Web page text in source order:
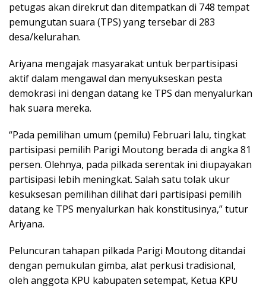
petugas akan direkrut dan ditempatkan di 748 tempat
pemungutan suara (TPS) yang tersebar di 283
desa/kelurahan.
Ariyana mengajak masyarakat untuk berpartisipasi
aktif dalam mengawal dan menyukseskan pesta
demokrasi ini dengan datang ke TPS dan menyalurkan
hak suara mereka.
“Pada pemilihan umum (pemilu) Februari lalu, tingkat
partisipasi pemilih Parigi Moutong berada di angka 81
persen. Olehnya, pada pilkada serentak ini diupayakan
partisipasi lebih meningkat. Salah satu tolak ukur
kesuksesan pemilihan dilihat dari partisipasi pemilih
datang ke TPS menyalurkan hak konstitusinya,” tutur
Ariyana.
Peluncuran tahapan pilkada Parigi Moutong ditandai
dengan pemukulan gimba, alat perkusi tradisional,
oleh anggota KPU kabupaten setempat, Ketua KPU